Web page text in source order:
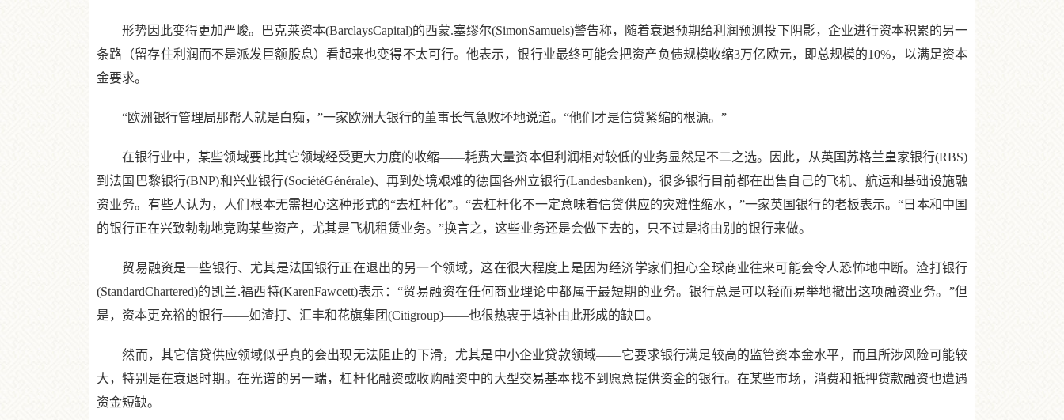
形势因此变得更加严峻。巴克莱资本(BarclaysCapital)的西蒙.塞缪尔(SimonSamuels)警告称，随着衰退预期给利润预测投下阴影，企业进行资本积累的另一
条路（留存住利润而不是派发巨额股息）看起来也变得不太可行。他表示，银行业最终可能会把资产负债规模收缩3万亿欧元，即总规模的10%，以满足资本
金要求。
“欧洲银行管理局那帮人就是白痴，”一家欧洲大银行的董事长气急败坏地说道。“他们才是信贷紧缩的根源。”
在银行业中，某些领域要比其它领域经受更大力度的收缩——耗费大量资本但利润相对较低的业务显然是不二之选。因此，从英国苏格兰皇家银行(RBS)
到法国巴黎银行(BNP)和兴业银行(SociétéGénérale)、再到处境艰难的德国各州立银行(Landesbanken)，很多银行目前都在出售自己的飞机、航运和基础设施融
资业务。有些人认为，人们根本无需担心这种形式的“去杠杆化”。“去杠杆化不一定意味着信贷供应的灾难性缩水，”一家英国银行的老板表示。“日本和中国
的银行正在兴致勃勃地竞购某些资产，尤其是飞机租赁业务。”换言之，这些业务还是会做下去的，只不过是将由别的银行来做。
贸易融资是一些银行、尤其是法国银行正在退出的另一个领域，这在很大程度上是因为经济学家们担心全球商业往来可能会令人恐怖地中断。渣打银行
(StandardChartered)的凯兰.福西特(KarenFawcett)表示：“贸易融资在任何商业理论中都属于最短期的业务。银行总是可以轻而易举地撤出这项融资业务。”但
是，资本更充裕的银行——如渣打、汇丰和花旗集团(Citigroup)——也很热衷于填补由此形成的缺口。
然而，其它信贷供应领域似乎真的会出现无法阻止的下滑，尤其是中小企业贷款领域——它要求银行满足较高的监管资本金水平，而且所涉风险可能较
大，特别是在衰退时期。在光谱的另一端，杠杆化融资或收购融资中的大型交易基本找不到愿意提供资金的银行。在某些市场，消费和抵押贷款融资也遭遇
资金短缺。